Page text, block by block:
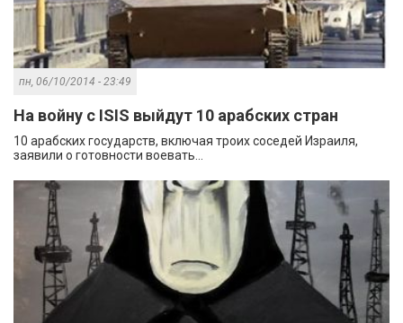
пн, 06/10/2014 - 23:49
На войну с ISIS выйдут 10 арабских стран
10 арабских государств, включая троих соседей Израиля,
заявили о готовности воевать...